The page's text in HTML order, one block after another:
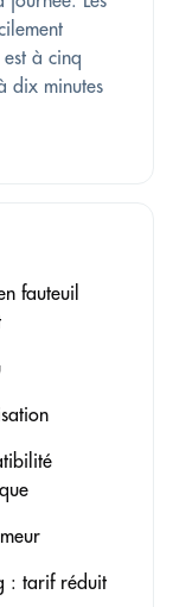
à cinq
dix minutes
fauteuil
: tarif réduit